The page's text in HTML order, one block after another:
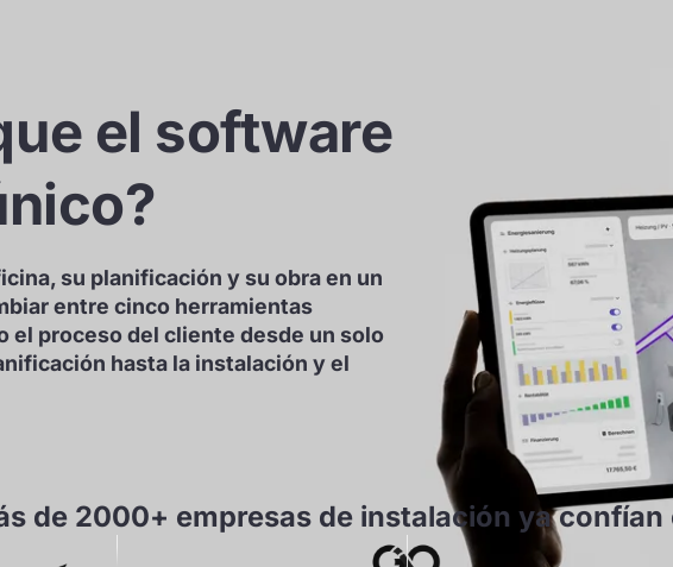
el software
su planificación y su obra en un
entre cinco herramientas
proceso del cliente desde un solo
hasta la instalación y el
de 2000+ empresas de instalación ya